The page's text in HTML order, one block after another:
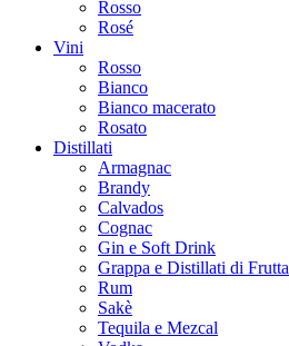
Rosso
Rosé
Vini
Rosso
Bianco
Bianco macerato
Rosato
Distillati
Armagnac
Brandy
Calvados
Cognac
Gin e Soft Drink
Grappa e Distillati di Frutta
Rum
Sakè
Tequila e Mezcal